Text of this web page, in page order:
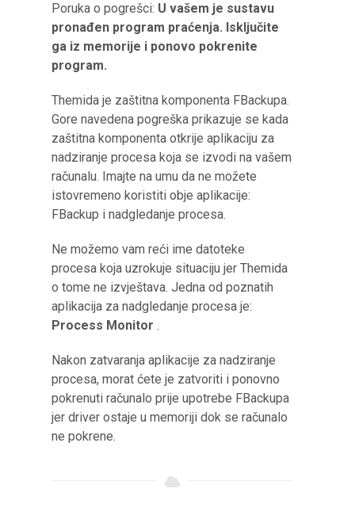
Poruka o pogrešci: U vašem je sustavu
pronađen program praćenja. Isključite
ga iz memorije i ponovo pokrenite
program.
Themida je zaštitna komponenta FBackupa.
Gore navedena pogreška prikazuje se kada
zaštitna komponenta otkrije aplikaciju za
nadziranje procesa koja se izvodi na vašem
računalu. Imajte na umu da ne možete
istovremeno koristiti obje aplikacije:
FBackup i nadgledanje procesa.
Ne možemo vam reći ime datoteke
procesa koja uzrokuje situaciju jer Themida
o tome ne izvještava. Jedna od poznatih
aplikacija za nadgledanje procesa je:
Process Monitor .
Nakon zatvaranja aplikacije za nadziranje
procesa, morat ćete je zatvoriti i ponovno
pokrenuti računalo prije upotrebe FBackupa
jer driver ostaje u memoriji dok se računalo
ne pokrene.